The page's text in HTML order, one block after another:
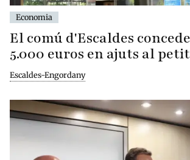
Economia
El comú d'Escaldes
5.000 euros en ajuts al
Escaldes-Engordany